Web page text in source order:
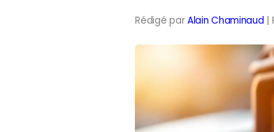
Rédigé parAlain Chaminaud